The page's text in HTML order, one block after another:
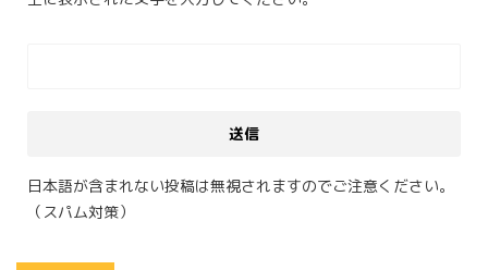
日本語が含まれない投稿は無視されますのでご注意ください。
（スパム対策）